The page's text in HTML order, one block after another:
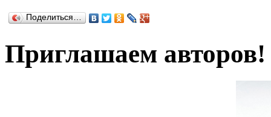
Поделиться…
Приглашаем авторов!